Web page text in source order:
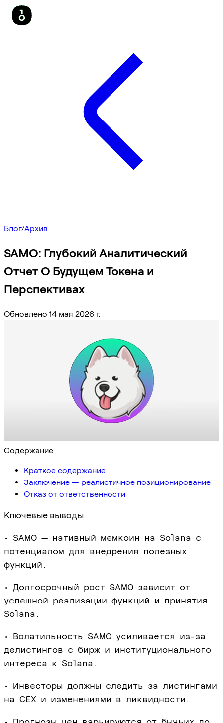
Блог/Архив
SAMO: Глубокий Аналитический
Отчет О Будущем Токена и
Перспективах
Обновлено 14 мая 2026 г.
Содержание
Краткое содержание
Заключение — реалистичное позиционирование
Отказ от ответственности
Ключевые выводы
• SAMO — нативный мемкоин на Solana с
потенциалом для внедрения полезных
функций.
• Долгосрочный рост SAMO зависит от
успешной реализации функций и принятия
Solana.
• Волатильность SAMO усиливается из-за
делистингов с бирж и институционального
интереса к Solana.
• Инвесторы должны следить за листингами
на CEX и изменениями в ликвидности.